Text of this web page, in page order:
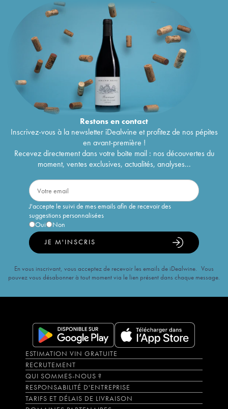
Restons encontact
Inscrivez-vous à la newsletter iDealwine et profitez de nos pépites
en avant-première !
Recevez directement dans votre boîte mail : nos découvertes du
moment, ventes exclusives, actualités, analyses...
J'accepte le suivi de mes emails afin de recevoir des
suggestions personnalisées
Oui
Non
JE M'INSCRIS
En vous inscrivant, vous acceptez de recevoir les emails de iDealwine. Vous
pouvez vous désabonner à tout moment via le lien présent dans chaque message.
ESTIMATION VIN GRATUITE
RECRUTEMENT
QUI SOMMES-NOUS ?
RESPONSABILITÉ D'ENTREPRISE
TARIFS ET DÉLAIS DE LIVRAISON